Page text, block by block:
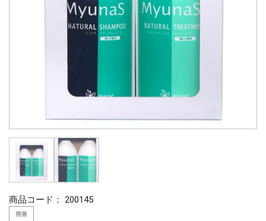
商品コード： 200145
廃番